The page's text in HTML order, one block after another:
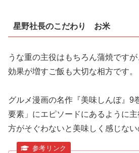
星野社長のこだわり お米
うな重の主役はもちろん蒲焼です
効果が増すご飯も大切な相方です。
グルメ漫画の名作『美味しんぼ』9
要素」にエピソードにあるように
方がそぐわないと美味しく感じない